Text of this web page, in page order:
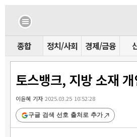
종합 정치/사회 경제/금융
토스뱅크, 지방 소재
이윤혜 기자2025.03.25 10:52:28
구글 검색 선호 출처로 추가